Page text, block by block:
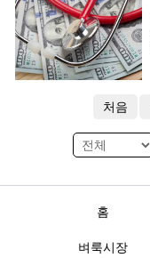
처음
홈
벼룩시장